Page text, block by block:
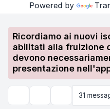
Powered by
Ricordiamo ai nuovi
abilitati alla fruizione
devono
presentazione
Strumenti argomento
31